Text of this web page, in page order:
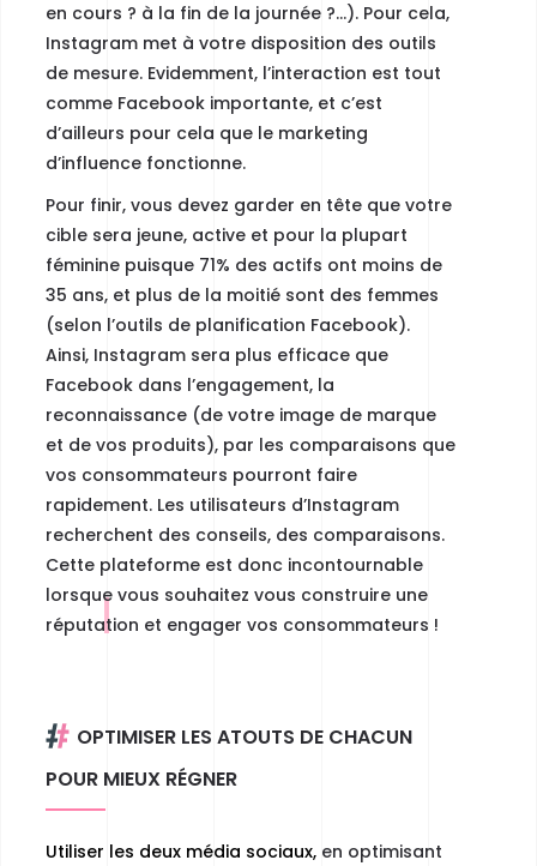
en cours ? à la fin de la journée ?…). Pour cela,
Instagram met à votre disposition des outils
de mesure. Evidemment, l’interaction est tout
comme Facebook importante, et c’est
d’ailleurs pour cela que le marketing
d’influence fonctionne.
Pour finir, vous devez garder en tête que votre
cible sera jeune, active et pour la plupart
féminine puisque 71% des actifs ont moins de
35 ans, et plus de la moitié sont des femmes
(selon l’outils de planification Facebook).
Ainsi, Instagram sera plus efficace que
Facebook dans l’engagement,la
reconnaissance (de votre image de marque
et de vos produits), par les comparaisons que
vos consommateurs pourront faire
rapidement. Les utilisateurs d’Instagram
recherchent des conseils, des comparaisons.
Cette plateforme est donc incontournable
lorsque vous souhaitez vous construire une
réputation et engager vos consommateurs !
OPTIMISER LES ATOUTS DE CHACUN
POUR MIEUX RÉGNER
Utiliser les deux média sociaux,en optimisant